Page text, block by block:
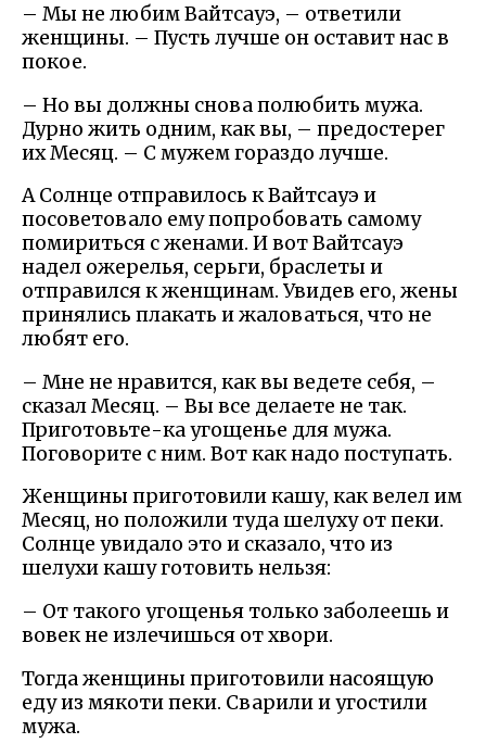
– Мы не любим Вайтсауэ, – ответили
женщины. – Пусть лучше он оставит нас в
покое.
– Но вы должны снова полюбить мужа.
Дурно жить одним, как вы, – предостерег
их Месяц. – С мужем гораздо лучше.
А Солнце отправилось к Вайтсауэ и
посоветовало ему попробовать самому
помириться с женами. И вот Вайтсауэ
надел ожерелья, серьги, браслеты и
отправился к женщинам. Увидев его, жены
принялись плакать и жаловаться, что не
любят его.
– Мне не нравится, как вы ведете себя, –
сказал Месяц. – Вы все делаете не так.
Приготовьте-ка угощенье для мужа.
Поговорите с ним. Вот как надо поступать.
Женщины приготовили кашу, как велел им
Месяц, но положили туда шелуху от пеки.
Солнце увидало это и сказало, что из
шелухи кашу готовить нельзя:
– От такого угощенья только заболеешь и
вовек не излечишься от хвори.
Тогда женщины приготовили насоящую
еду из мякоти пеки. Сварили и угостили
мужа.